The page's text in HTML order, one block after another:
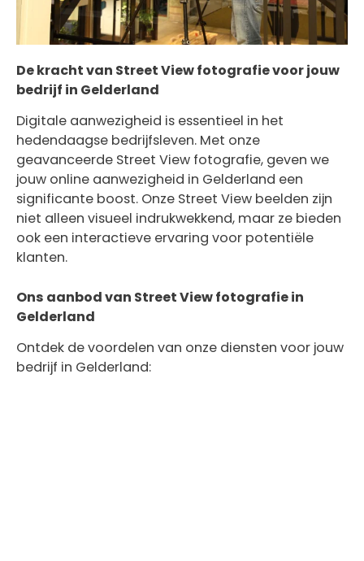
De kracht van Street View fotografie voor jouw
bedrijf in Gelderland
Digitale aanwezigheid is essentieel in het
hedendaagse bedrijfsleven. Met onze
geavanceerde Street View fotografie, geven we
jouw online aanwezigheid in Gelderland een
significante boost. Onze Street View beelden zijn
niet alleen visueel indrukwekkend, maar ze bieden
ook een interactieve ervaring voor potentiële
klanten.
Ons aanbod van Street View fotografie in
Gelderland
Ontdek de voordelen van onze diensten voor jouw
bedrijf in Gelderland: